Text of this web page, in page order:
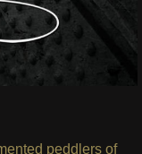
peddlers of